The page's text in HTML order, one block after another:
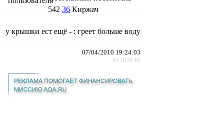
542 36 Киржач
у крышки ест ещё - : греет больше воду
07/04/2010 19:24:03
#1103640